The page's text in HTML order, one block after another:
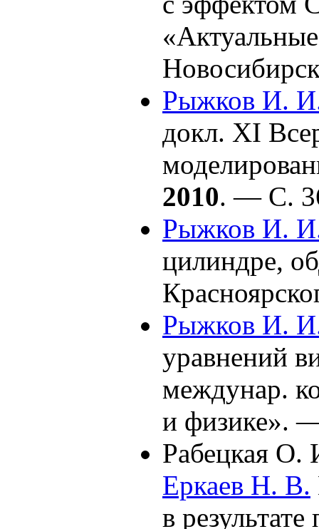
Рыжков И.
докл. XI
2010. — С.
Рыжков И.
цилиндре,
Рыжков И.
уравнений
междунар.
и физике».
Рабецкая О.
Еркаев Н. В.
в